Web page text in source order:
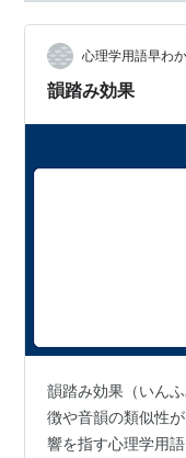
心理学用語早わ
韻踏み効果
韻踏み効果（いん
徴や音韻の類似性
響を指す心理学用